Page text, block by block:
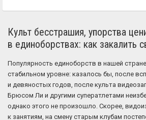
Культ бесстрашия, упорства
в единоборствах: как закалить
Популярность единоборств в нашей
стабильном уровне: казалось бы, после
и девяностых годов, после культа
Брюсом Ли и другими суператлетами
однако этого не произошло. Скорее,
к занятиям, на смену старым клубам